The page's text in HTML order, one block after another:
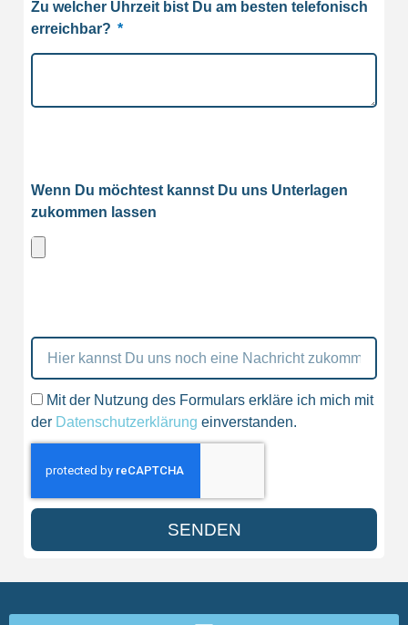
Zu welcher Uhrzeit bist Du am besten telefonisch
erreichbar?
Wenn Du möchtest kannst Du uns Unterlagen
zukommen lassen
Mit der Nutzung des Formulars erkläre ich mich mit
der Datenschutzerklärung einverstanden.
SENDEN